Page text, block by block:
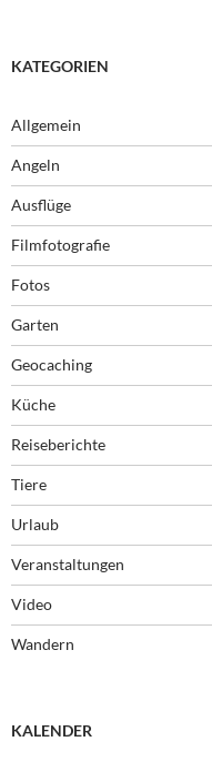
KATEGORIEN
Allgemein
Angeln
Ausflüge
Filmfotografie
Fotos
Garten
Geocaching
Küche
Reiseberichte
Tiere
Urlaub
Veranstaltungen
Video
Wandern
KALENDER